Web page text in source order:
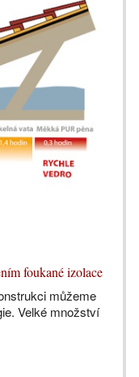
foukané izolace
můžeme
Velké množství